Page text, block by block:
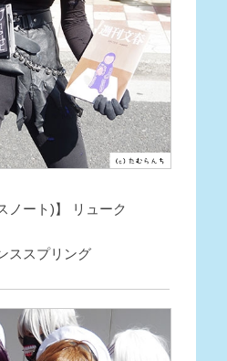
ノート)】 リューク
ススプリング